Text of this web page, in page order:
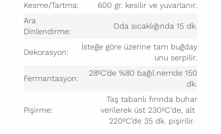
Kesme/Tartma:
600 gr. kesilir ve yuvarlanır.
Ara
Dinlendirme:
Oda sıcaklığında 15 dk.
Dekorasyon:
İsteğe göre üzerine tam buğday
unu serpilir.
Fermantasyon:
28ºC’de %80 bağıl nemde 150
dk.
Pişirme:
Taş tabanlı fırında buhar
verilerek üst 230ºC'de, alt
220ºC’de 35 dk. pişirilir.